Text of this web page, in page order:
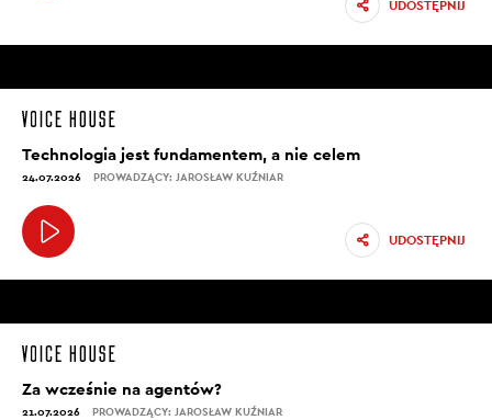
UDOSTĘPNIJ
Technologia jest fundamentem, a nie celem
24.07.2026 PROWADZĄCY: JAROSŁAW KUŹNIAR
UDOSTĘPNIJ
Za wcześnie na agentów?
21.07.2026 PROWADZĄCY: JAROSŁAW KUŹNIAR